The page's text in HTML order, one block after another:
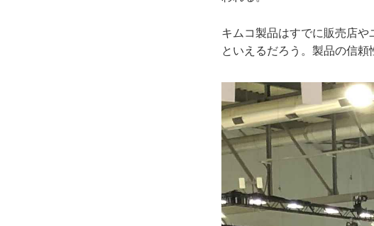
キムコ製品はすでに販売店
といえるだろう。製品の信頼